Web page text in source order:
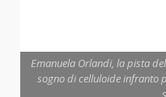
Emanuela Orlandi, la pista
sogno di celluloide infranto